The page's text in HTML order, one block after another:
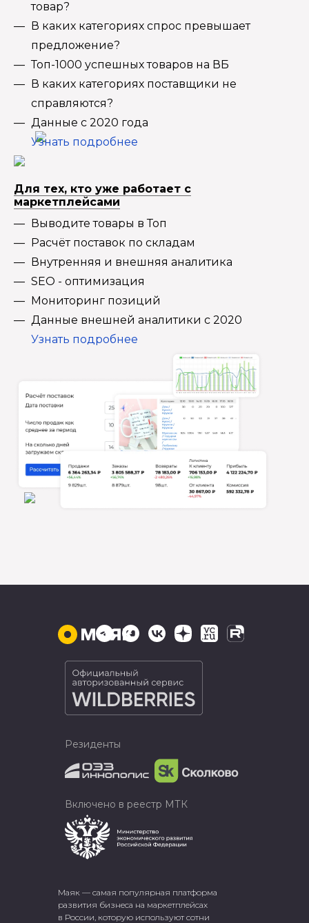
товар?
В каких категориях спрос превышает
предложение?
Топ-1000 успешных товаров на ВБ
В каких категориях поставщики не
справляются?
Данные с 2020 года
Узнать подробнее
Для тех, кто уже работает с
маркетплейсами
Выводите товары в Топ
Расчёт поставок по складам
Внутренняя и внешняя аналитика
SEO - оптимизация
Мониторинг позиций
Данные внешней аналитики с 2020
Узнать подробнее
Маяк — самая популярная платформа
развития бизнеса на маркетплейсах
в России, которую используют сотни
Резиденты
Включено в реестр МТК